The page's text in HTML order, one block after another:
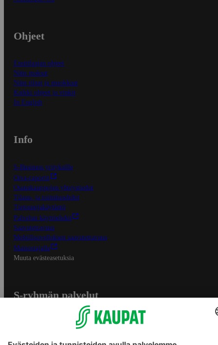
Ohjeet
Ensitilaajan ohjeet
Näin maksat
Näin tilaat ja muokkaat
Kaikki ohjeet ja vinkit
In English
Info
S-Business yrityksille
Oiva-raportit
Osuuskauppojen yhteystiedot
Tilaus- ja toimitusehdot
Tietosuojakäytäntö
Palvelun käyttöehdot
Saavutettavuus
Mobiilisovelluksen saavutettavuus
Mainostajalle
Muuta evästeasetuksia
S-ryhmän palvelut